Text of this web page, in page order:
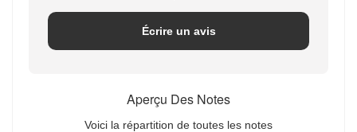
Écrire un avis
Aperçu Des Notes
Voici la répartition de toutes les notes